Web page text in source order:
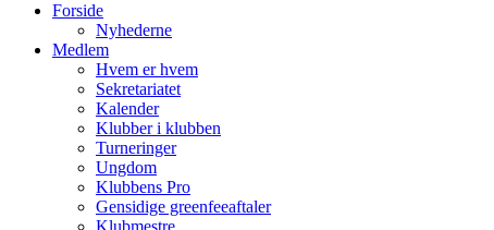
Forside
Nyhederne
Medlem
Hvem er hvem
Sekretariatet
Kalender
Klubber i klubben
Turneringer
Ungdom
Klubbens Pro
Gensidige greenfeeaftaler
Klubmestre